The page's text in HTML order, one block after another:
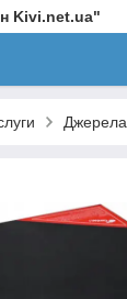
Kivi.net.ua"